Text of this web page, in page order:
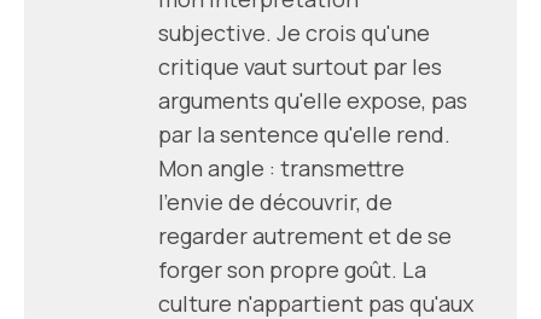
subjective. Je crois qu'une
critique vaut surtout par les
arguments qu'elle expose, pas
par la sentence qu'elle rend.
Mon angle : transmettre
l'envie de découvrir, de
regarder autrement et de se
forger son propre goût. La
culture n'appartient pas qu'aux